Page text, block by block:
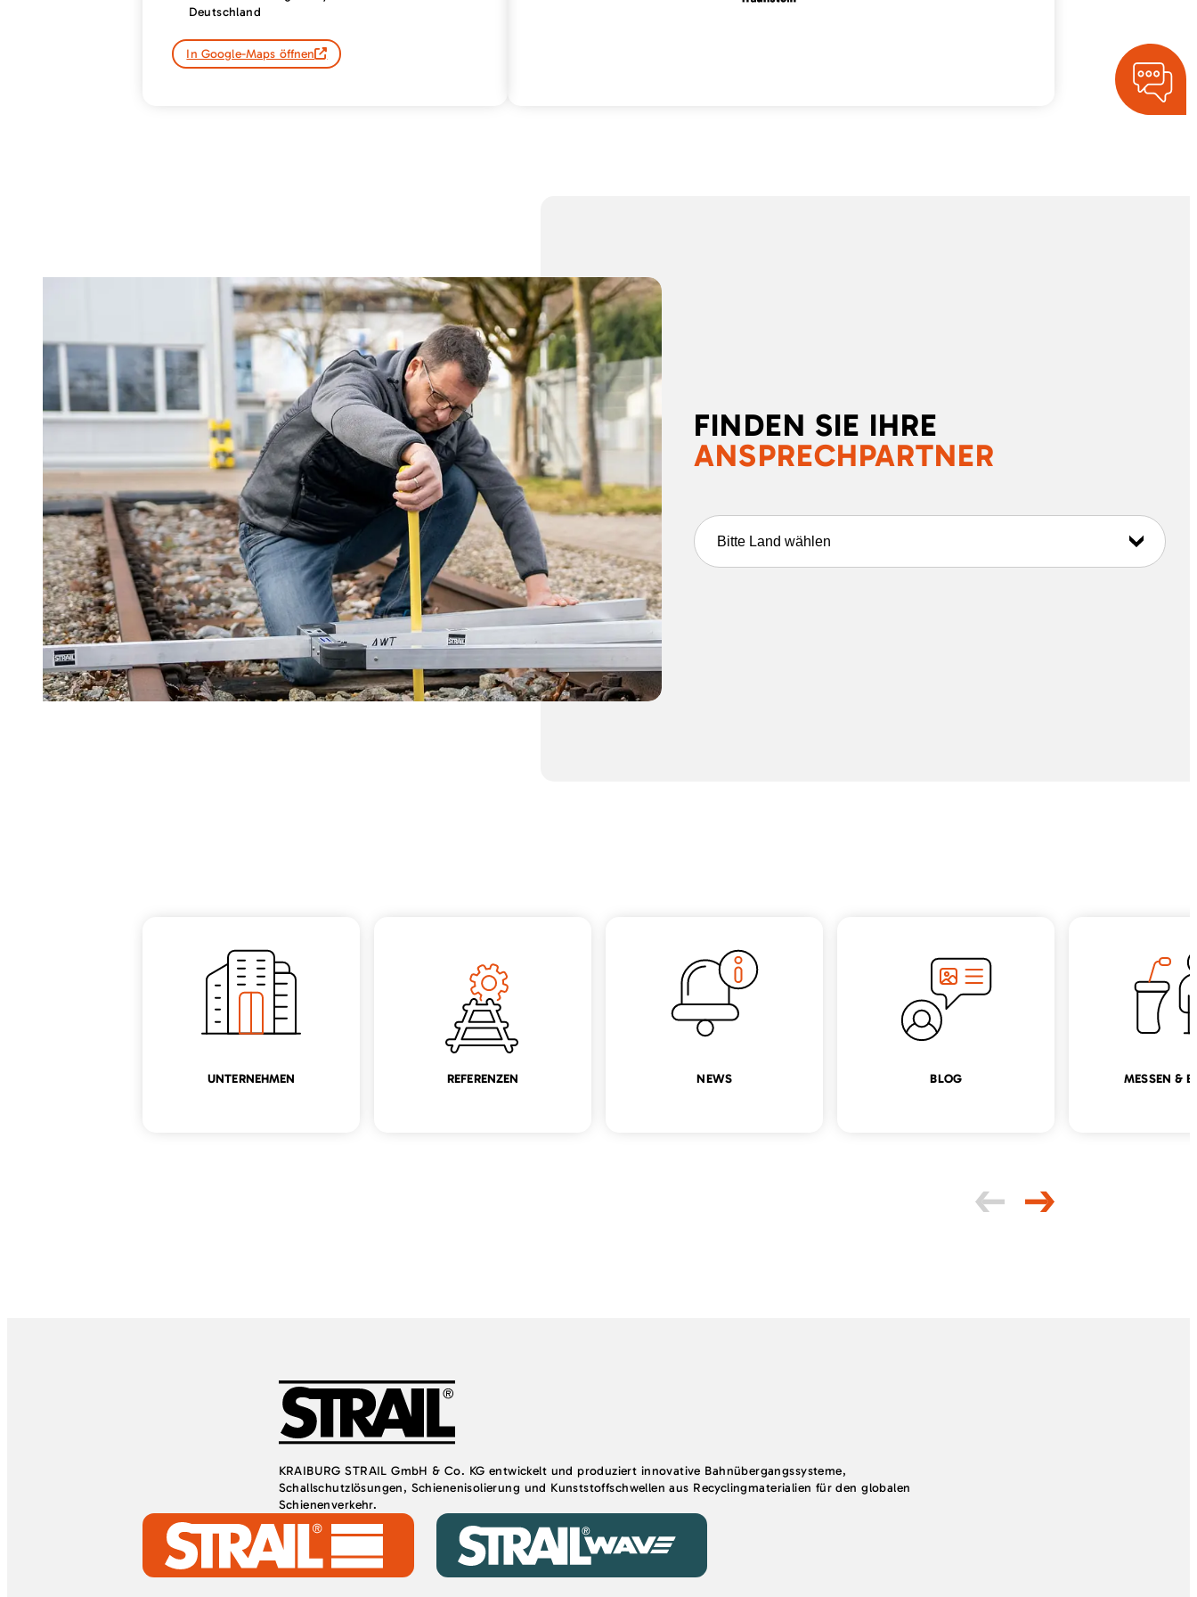
Deutschland
In Google-Maps öffnen
FINDEN SIE IHRE
ANSPRECHPARTNER
Bitte Land wählen
UNTERNEHMEN REFERENZEN NEWS BLOG MESSEN &
KRAIBURG STRAIL GmbH & Co. KG entwickelt und produziert innovative Bahnübergangssysteme,
Schallschutzlösungen, Schienenisolierung und Kunststoffschwellen aus Recyclingmaterialien für den globalen
Schienenverkehr.